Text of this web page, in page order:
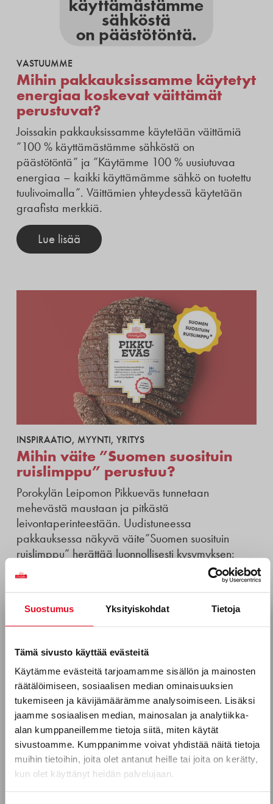
Suostumus Yksityiskohdat Tietoja
Tämä sivusto käyttää evästeitä
Käytämme evästeitä tarjoamamme sisällön ja mainosten
räätälöimiseen, sosiaalisen median ominaisuuksien
tukemiseen ja kävijämäärämme analysoimiseen. Lisäksi
jaamme sosiaalisen median, mainosalan ja analytiikka-
alan kumppaneillemme tietoja siitä, miten käytät
sivustoamme. Kumppanimme voivat yhdistää näitä tietoja
muihin tietoihin, joita olet antanut heille tai joita on kerätty,
kun olet käyttänyt heidän palvelujaan.
VASTUUMME
Mihin pakkauksissamme käytetyt
energiaa koskevat väittämät
perustuvat?
Joissakin pakkauksissamme käytetään väittämiä
”100 % käyttämästämme sähköstä on
päästötöntä” ja ”Käytämme 100 % uusiutuvaa
energiaa – kaikki käyttämämme sähkö on tuotettu
tuulivoimalla”. Väittämien yhteydessä käytetään
graafista merkkiä.
Lue lisää
INSPIRAATIO, MYYNTI, YRITYS
Mihin väite ”Suomen suosituin
ruislimppu” perustuu?
Porokylän Leipomon Pikkueväs tunnetaan
mehevästä maustaan ja pitkästä
leivontaperinteestään. Uudistuneessa
pakkauksessa näkyvä väite”Suomen suosituin
ruislimppu” herättää luonnollisesti kysymyksen:
mihin väite perustuu?
Tilaa uutiskirjeemme
Puhelinnumero
Mitkä seuraavista aihealueista
kiinnostavat sinua?